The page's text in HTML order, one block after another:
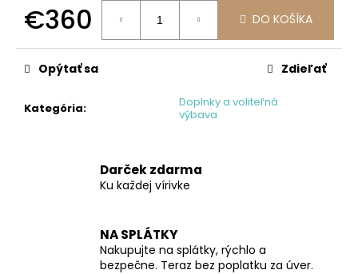
€360
cena:
DO KOŠÍKA
Kategória:
Doplnky a voliteľná
výbava
Opýtať sa Zdieľať
Darček zdarma
Ku každej vírivke
NA SPLÁTKY
Nakupujte na splátky, rýchlo a
bezpečne. Teraz bez poplatku za úver.